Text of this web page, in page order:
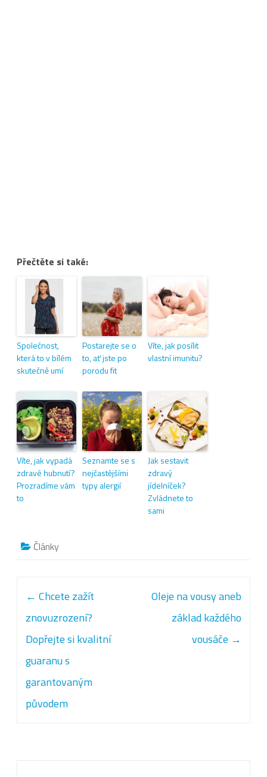
Přečtěte si také:
Společnost,
která to v bílém
skutečně umí
Postarejte se o
to, ať jste po
porodu fit
Víte, jak posílit
vlastní imunitu?
Víte, jak vypadá
zdravé hubnutí?
Prozradíme vám
to
Seznamte se s
nejčastějšími
typy alergií
Jak sestavit
zdravý
jídelníček?
Zvládnete to
sami
Články
← Chcete zažít
znovuzrození?
Dopřejte si kvalitní
guaranu s
garantovaným
původem
Oleje na vousy aneb
základ každého
vousáče →